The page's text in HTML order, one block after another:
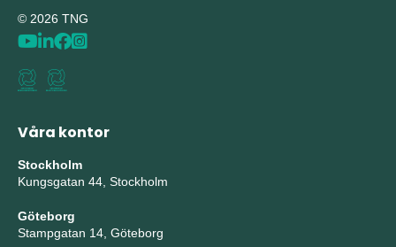
© 2026 TNG
Våra kontor
Stockholm
Kungsgatan 44, Stockholm
Göteborg
Stampgatan 14, Göteborg